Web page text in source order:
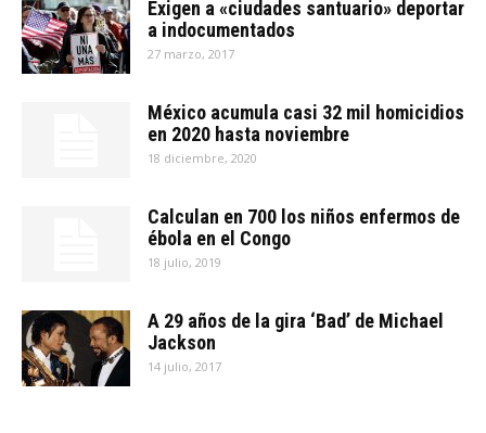
Exigen a «ciudades santuario» deportar
a indocumentados
27 marzo, 2017
México acumula casi 32 mil homicidios
en 2020 hasta noviembre
18 diciembre, 2020
Calculan en 700 los niños enfermos de
ébola en el Congo
18 julio, 2019
A 29 años de la gira ‘Bad’ de Michael
Jackson
14 julio, 2017